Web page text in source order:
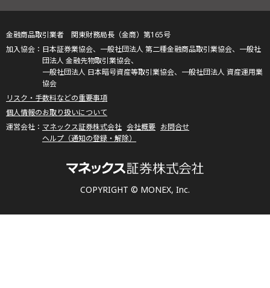
COPYRIGHT © MONEX, Inc.
金融商品取引業者 関東財務局長（金商）第165号
日本証券業協会、一般社団法人 第二種金融商品取引業協会、一般社
団法人 金融先物取引業協会、
一般社団法人 日本暗号資産等取引業協会、一般社団法人 資産運用業
協会
リスク・手数料などの重要事項
個人情報のお取り扱いについて
マネックス証券株式会社 会社概要 お問合せ
ヘルプ（通知の登録・解除）